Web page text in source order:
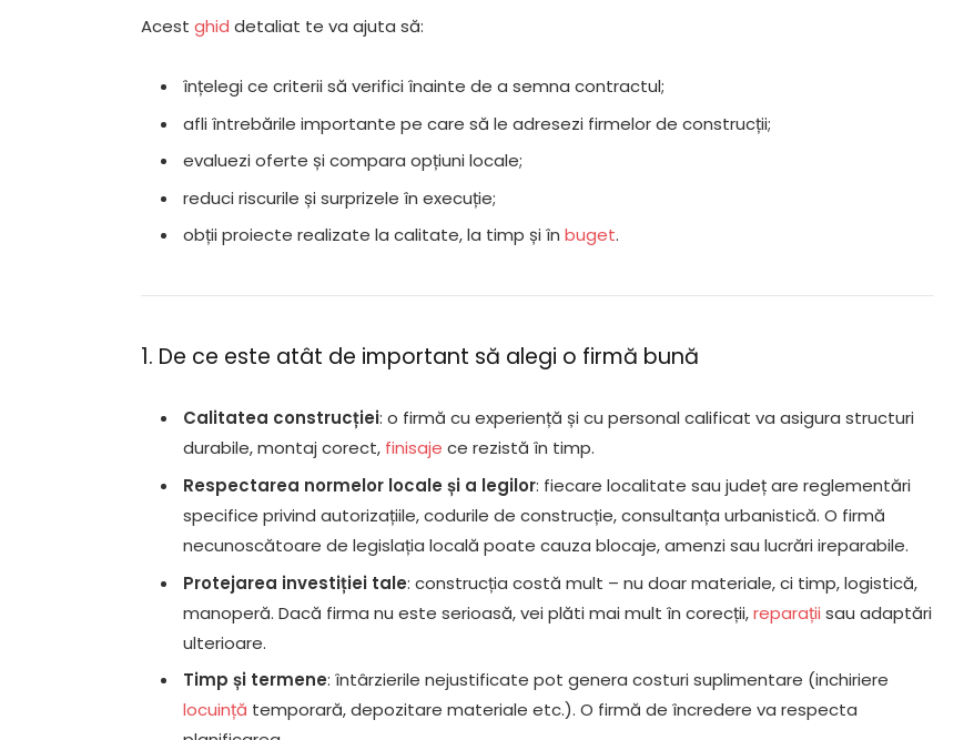
Acestghid detaliat te va ajuta să:
înțelegi ce criterii să verifici înainte de a semna contractul;
afli întrebările importante pe care să le adresezi firmelor de construcții;
evaluezi oferte și compara opțiuni locale;
reduci riscurile și surprizele în execuție;
obții proiecte realizate la calitate, la timp și înbuget.
1. De ce este atât de important să alegi o firmă bună
Calitatea construcției: o firmă cu experiență și cu personal calificat va asigura structuri
durabile, montaj corect, finisaje ce rezistă în timp.
Respectarea normelor locale și a legilor: fiecare localitate sau județ are reglementări
specifice privind autorizațiile, codurile de construcție, consultanța urbanistică. O firmă
necunoscătoare de legislația locală poate cauza blocaje, amenzi sau lucrări ireparabile.
Protejarea investiției tale: construcția costă mult – nu doar materiale, ci timp, logistică,
manoperă. Dacă firma nu este serioasă, vei plăti mai mult în corecții,reparații sau adaptări
ulterioare.
Timp și termene: întârzierile nejustificate pot genera costuri suplimentare (inchiriere
locuință temporară, depozitare materiale etc.). O firmă de încredere va respecta